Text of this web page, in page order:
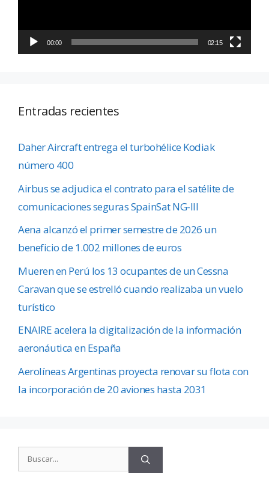
00:00 02:15
Entradas recientes
Daher Aircraft entrega el turbohélice Kodiak
número 400
Airbus se adjudica el contrato para el satélite de
comunicaciones seguras SpainSat NG-III
Aena alcanzó el primer semestre de 2026 un
beneficio de 1.002 millones de euros
Mueren en Perú los 13 ocupantes de un Cessna
Caravan que se estrelló cuando realizaba un vuelo
turístico
ENAIRE acelera la digitalización de la información
aeronáutica en España
Aerolíneas Argentinas proyecta renovar su flota con
la incorporación de 20 aviones hasta 2031